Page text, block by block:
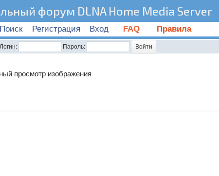
форум DLNA Home Media Server
Поиск Регистрация Вход FAQ Правила
Логин:
Пароль:
просмотр изображения